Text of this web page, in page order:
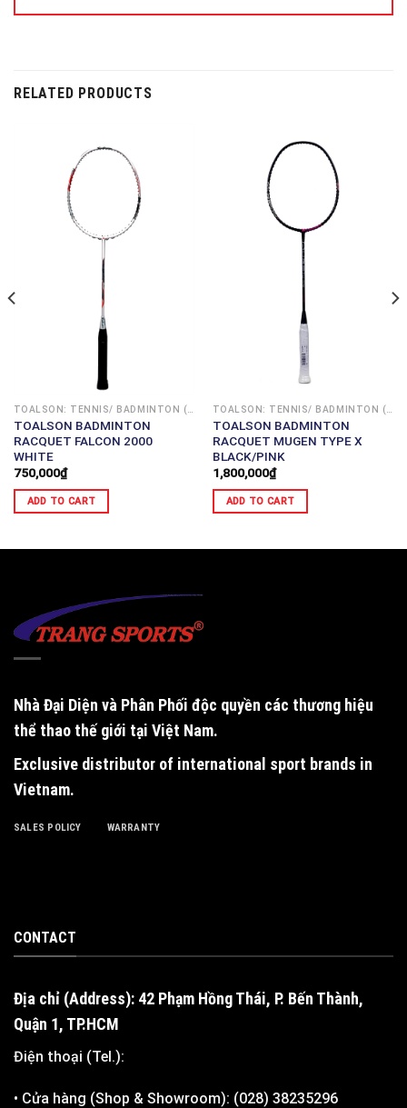
RELATED PRODUCTS
TOALSON BADMINTON
RACQUET FALCON 2000
WHITE
750,000₫
ADD TO CART
TOALSON BADMINTON
RACQUET MUGEN TYPE X
BLACK/PINK
1,800,000₫
ADD TO CART
Nhà Đại Diện và Phân Phối độc quyền các thương hiệu
thể thao thế giới tại Việt Nam.
Exclusive distributor of international sport brands in
Vietnam.
SALES POLICY WARRANTY
CONTACT
Địa chỉ (Address): 42 Phạm Hồng Thái, P. Bến Thành,
Quận 1, TP.HCM
Điện thoại (Tel.):
• Cửa hàng (Shop & Showroom): (028) 38235296